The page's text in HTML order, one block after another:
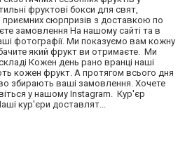
фруктові бокси для свят,
приємних сюрпризів з доставкою по
замовлення На нашому сайті та в
фотографії. Ми показуємо вам кожну
який фрукт ви отримаєте. Ми
Кожен день рано вранці наші
кожен фрукт. А протягом всього дня
збирають ваші замовлення. Хочете
у нашому Instagram. Кур'єр
кур'єри доставлят...